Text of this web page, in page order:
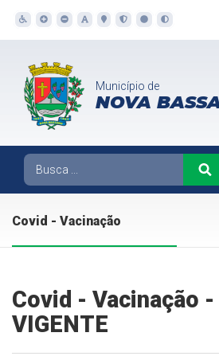
Município de
NOVA
Covid - Vacinação
Covid - Vacinação -
VIGENTE